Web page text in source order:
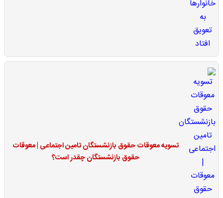
تسویه معوقات حقوق بازنشستگان تامین اجتماعی | معوقات
حقوق بازنشستگان چقدر است؟